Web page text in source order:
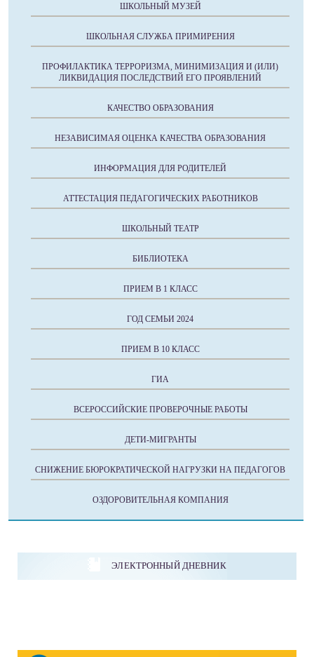
ШКОЛЬНЫЙ МУЗЕЙ
ШКОЛЬНАЯ СЛУЖБА ПРИМИРЕНИЯ
ПРОФИЛАКТИКА ТЕРРОРИЗМА, МИНИМИЗАЦИЯ И (ИЛИ)
ЛИКВИДАЦИЯ ПОСЛЕДСТВИЙ ЕГО ПРОЯВЛЕНИЙ
КАЧЕСТВО ОБРАЗОВАНИЯ
НЕЗАВИСИМАЯ ОЦЕНКА КАЧЕСТВА ОБРАЗОВАНИЯ
ИНФОРМАЦИЯ ДЛЯ РОДИТЕЛЕЙ
АТТЕСТАЦИЯ ПЕДАГОГИЧЕСКИХ РАБОТНИКОВ
ШКОЛЬНЫЙ ТЕАТР
БИБЛИОТЕКА
ПРИЕМ В 1 КЛАСС
ГОД СЕМЬИ 2024
ПРИЕМ В 10 КЛАСС
ГИА
ВСЕРОССИЙСКИЕ ПРОВЕРОЧНЫЕ РАБОТЫ
ДЕТИ-МИГРАНТЫ
СНИЖЕНИЕ БЮРОКРАТИЧЕСКОЙ НАГРУЗКИ НА ПЕДАГОГОВ
ОЗДОРОВИТЕЛЬНАЯ КОМПАНИЯ
ЭЛЕКТРОННЫЙ ДНЕВНИК